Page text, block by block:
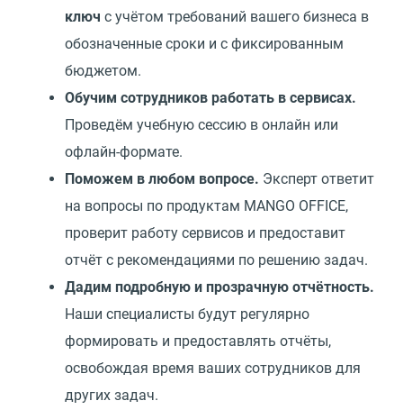
ключ с учётом требований вашего бизнеса в
обозначенные сроки и с фиксированным
бюджетом.
Обучим сотрудников работать в сервисах.
Проведём учебную сессию в онлайн или
офлайн-формате.
Поможем в любом вопросе. Эксперт ответит
на вопросы по продуктам MANGO OFFICE,
проверит работу сервисов и предоставит
отчёт с рекомендациями по решению задач.
Дадим подробную и прозрачную отчётность.
Наши специалисты будут регулярно
формировать и предоставлять отчёты,
освобождая время ваших сотрудников для
других задач.